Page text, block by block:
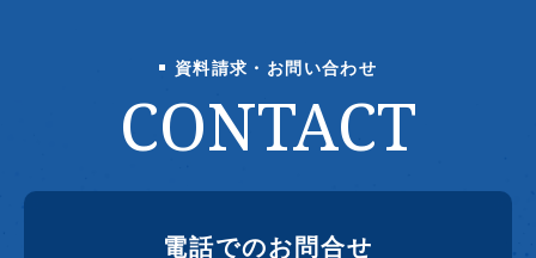
資料請求・お問い合わせ
CONTACT
電話でのお問合せ